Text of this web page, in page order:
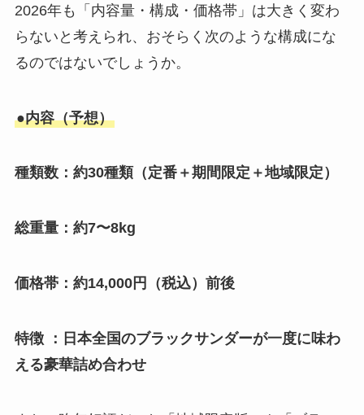
2026年も「内容量・構成・価格帯」は大きく変わ
らないと考えられ、おそらく次のような構成にな
るのではないでしょうか。
●内容（予想）
種類数：約30種類（定番＋期間限定＋地域限定）
総重量：約7〜8kg
価格帯：約14,000円（税込）前後
特徴 ：日本全国のブラックサンダーが一度に味わ
える豪華詰め合わせ